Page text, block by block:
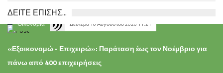
ΔΕΙΤΕ ΕΠΙΣΗΣ...
Οικονομία Δευτέρα 10 Αυγούστου 2026 11:21
«Εξοικονομώ - Επιχειρώ»: Παράταση έως τον Νοέμβριο για
πάνω από 400 επιχειρήσεις